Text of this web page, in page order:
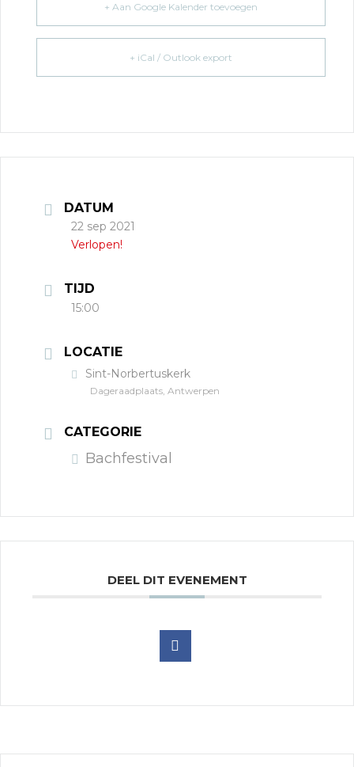
+ Aan Google Kalender toevoegen
+ iCal / Outlook export
DATUM
22 sep 2021
Verlopen!
TIJD
15:00
LOCATIE
Sint-Norbertuskerk
Dageraadplaats, Antwerpen
CATEGORIE
Bachfestival
DEEL DIT EVENEMENT